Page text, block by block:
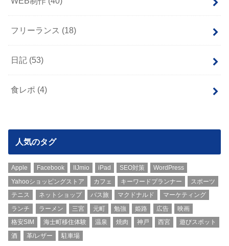
フリーランス (18)
日記 (53)
食レポ (4)
人気のタグ
Apple Facebook IIJmio iPad SEO対策
WordPress
Yahooショッピングストア
カフェ キーワードプランナー
スポーツ
テニス
ネットショップ バス旅 マクドナルド
マーケティング
ランチ
ラーメン 三宮 元町 勉強 姫路 広告
映画
格安SIM
海士町移住体験 温泉 焼肉 神戸 西宮
遊びスポット
酒
革/レザー 駐車場